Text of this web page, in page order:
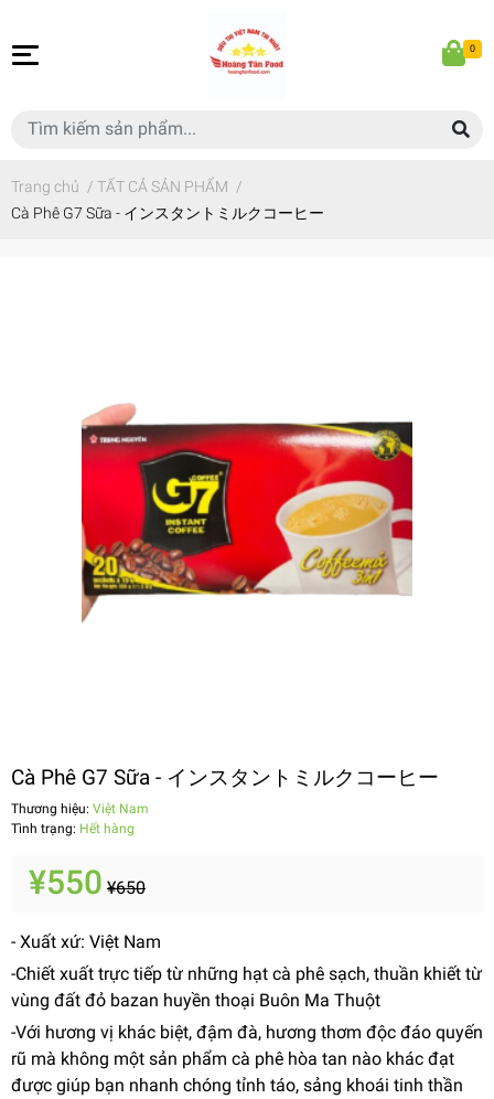
0
Trang chủ / TẤT CẢ SẢN PHẨM /
Cà Phê G7 Sữa - インスタントミルクコーヒー
Cà Phê G7 Sữa - インスタントミルクコーヒー
Thương hiệu: Việt Nam
Tình trạng: Hết hàng
¥550 ¥650
- Xuất xứ: Việt Nam
-Chiết xuất trực tiếp từ những hạt cà phê sạch, thuần khiết từ
vùng đất đỏ bazan huyền thoại Buôn Ma Thuột
-Với hương vị khác biệt, đậm đà, hương thơm độc đáo quyến
rũ mà không một sản phẩm cà phê hòa tan nào khác đạt
được giúp bạn nhanh chóng tỉnh táo, sảng khoái tinh thần